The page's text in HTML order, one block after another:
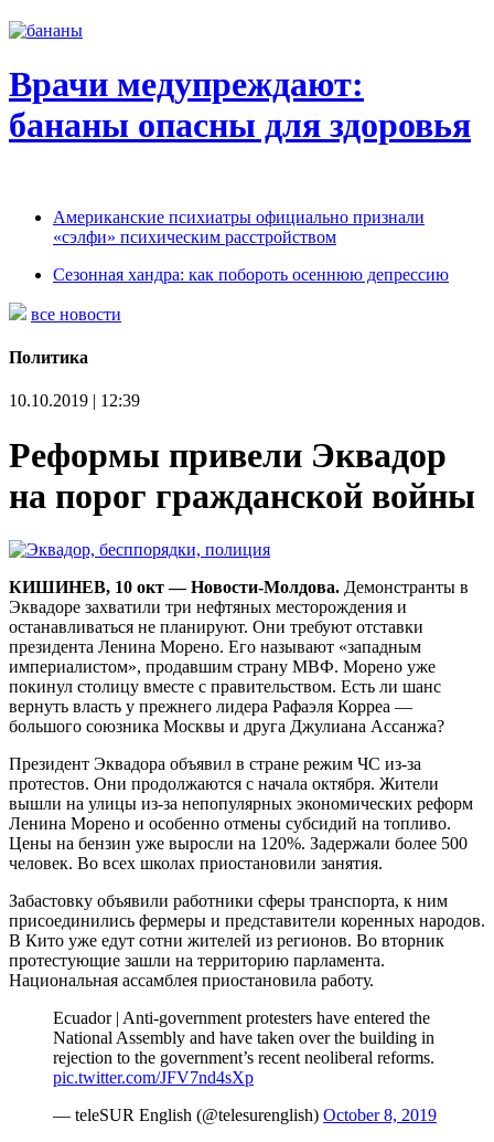
Врачи медупреждают:
бананы опасны для здоровья
Американские психиатры официально признали
«сэлфи» психическим расстройством
Сезонная хандра: как побороть осеннюю депрессию
все новости
Политика
10.10.2019 | 12:39
Реформы привели Эквадор
на порог гражданской войны
КИШИНЕВ, 10 окт — Новости-Молдова. Демонстранты в
Эквадоре захватили три нефтяных месторождения и
останавливаться не планируют. Они требуют отставки
президента Ленина Морено. Его называют «западным
империалистом», продавшим страну МВФ. Морено уже
покинул столицу вместе с правительством. Есть ли шанс
вернуть власть у прежнего лидера Рафаэля Корреа —
большого союзника Москвы и друга Джулиана Ассанжа?
Президент Эквадора объявил в стране режим ЧС из-за
протестов. Они продолжаются с начала октября. Жители
вышли на улицы из-за непопулярных экономических реформ
Ленина Морено и особенно отмены субсидий на топливо.
Цены на бензин уже выросли на 120%. Задержали более 500
человек. Во всех школах приостановили занятия.
Забастовку объявили работники сферы транспорта, к ним
присоединились фермеры и представители коренных народов.
В Кито уже едут сотни жителей из регионов. Во вторник
протестующие зашли на территорию парламента.
Национальная ассамблея приостановила работу.
Ecuador | Anti-government protesters have entered the
National Assembly and have taken over the building in
rejection to the government’s recent neoliberal reforms.
pic.twitter.com/JFV7nd4sXp
— teleSUR English (@telesurenglish) October 8, 2019